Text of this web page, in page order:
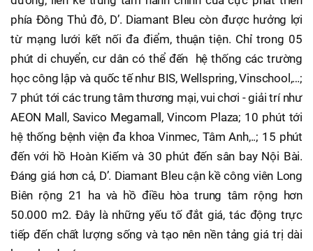
phía Đông Thủ đô, D’. Diamant Bleu còn được hưởng lợi
từ mạng lưới kết nối đa điểm, thuận tiện. Chỉ trong 05
phút di chuyển, cư dân có thể đến hệ thống các trường
học công lập và quốc tế như BIS, Wellspring, Vinschool,…;
7 phút tới các trung tâm thương mại, vui chơi - giải trí như
AEON Mall, Savico Megamall, Vincom Plaza; 10 phút tới
hệ thống bệnh viện đa khoa Vinmec, Tâm Anh,..; 15 phút
đến với hồ Hoàn Kiếm và 30 phút đến sân bay Nội Bài.
Đáng giá hơn cả, D’. Diamant Bleu cận kề công viên Long
Biên rộng 21 ha và hồ điều hòa trung tâm rộng hơn
50.000 m2. Đây là những yếu tố đắt giá, tác động trực
tiếp đến chất lượng sống và tạo nên nền tảng giá trị dài